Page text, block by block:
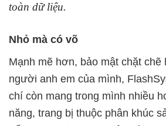
toàn dữ liệu.
Nhỏ mà có võ
Mạnh mẽ hơn, bảo mật chặt
người anh em của mình,
chí còn mang trong mình nhiều
năng, trang bị thuộc phân khúc